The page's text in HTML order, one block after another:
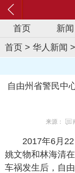
首页
新闻
首页 > 华人新闻 >
自由州省警民中
来源：
2017年6月
姚文物和林海清
车祸发生后，自